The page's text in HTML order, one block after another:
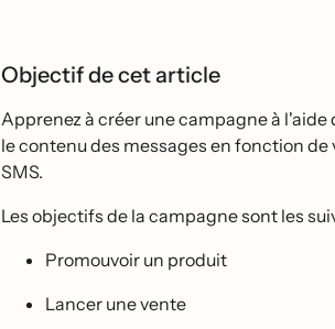
Objectif de cet article
Apprenez à créer une campagne à
le contenu des messages en fonction
SMS.
Les objectifs de la campagne sont les
Promouvoir un produit
Lancer une vente